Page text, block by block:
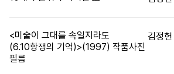
<미술이 그대를 속일지라도
(6.10항쟁의 기억)>(1997) 작품사진
필름
김정헌